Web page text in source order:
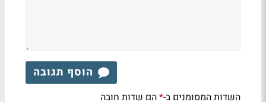
הוסף תגובה
השדות המסומנים ב-*הם שדות חובה